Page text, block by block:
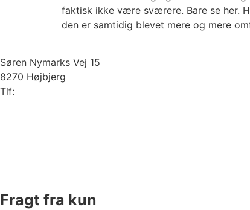
faktisk ikke være sværere. Bare se her.
den er samtidig blevet mere og mere
Søren Nymarks Vej 15
8270 Højbjerg
Tlf:
Fragt fra kun